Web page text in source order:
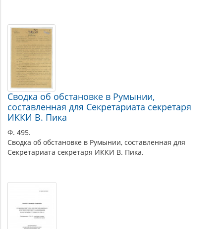
Сводка об обстановке в Румынии,
составленная для Секретариата секретаря
ИККИ В. Пика
Ф. 495.
Сводка об обстановке в Румынии, составленная для
Секретариата секретаря ИККИ В. Пика.